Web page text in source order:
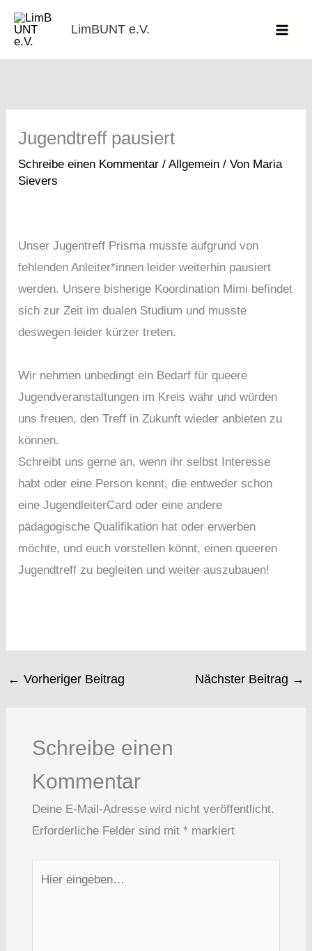
Zum
Inhalt
LimBUNT e.V.
Jugendtreff pausiert
Schreibe einen Kommentar /Allgemein / Von Maria
Sievers
Unser Jugentreff Prisma musste aufgrund von
fehlenden Anleiter*innen leider weiterhin pausiert
werden. Unsere bisherige Koordination Mimi befindet
sich zur Zeit im dualen Studium und musste
deswegen leider kürzer treten.
Wir nehmen unbedingt ein Bedarf für queere
Jugendveranstaltungen im Kreis wahr und würden
uns freuen, den Treff in Zukunft wieder anbieten zu
können.
Schreibt uns gerne an, wenn ihr selbst Interesse
habt oder eine Person kennt, die entweder schon
eine JugendleiterCard oder eine andere
pädagogische Qualifikation hat oder erwerben
möchte, und euch vorstellen könnt, einen queeren
Jugendtreff zu begleiten und weiter auszubauen!
← Vorheriger Beitrag Nächster Beitrag →
Schreibe einen
Kommentar
Deine E-Mail-Adresse wird nicht veröffentlicht.
Erforderliche Felder sind mit * markiert